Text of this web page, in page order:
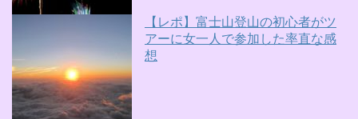
【レポ】富士山登山の初心者がツ
アーに女一人で参加した率直な感
想